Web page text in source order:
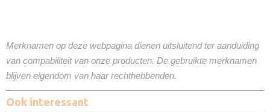
Merknamen op deze webpagina dienen uitsluitend ter aanduiding
van compabiliteit van onze producten. De gebruikte merknamen
blijven eigendom van haar rechthebbenden.
Ook interessant